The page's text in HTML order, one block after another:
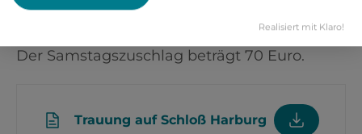
(Schwaben) zusätzlich 135 Euro Kosten.
Der Samstagszuschlag beträgt 70 Euro.
Trauung auf Schloß Harburg
Realisiert mit Klaro!